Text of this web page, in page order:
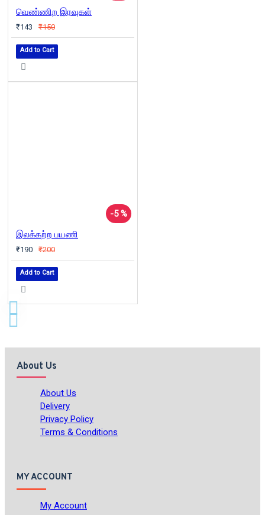
வெண்ணிற இரவுகள்
₹143 ₹150
Add to Cart
-5 %
இலக்கற்ற பயணி
₹190 ₹200
Add to Cart
About Us
About Us
Delivery
Privacy Policy
Terms & Conditions
MY ACCOUNT
My Account